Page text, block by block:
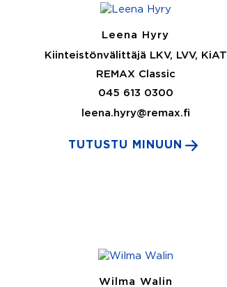
Leena Hyry
Kiinteistönvälittäjä LKV, LVV, KiAT
REMAX Classic
045 613 0300
leena.hyry@remax.fi
TUTUSTU MINUUN
Wilma Walin